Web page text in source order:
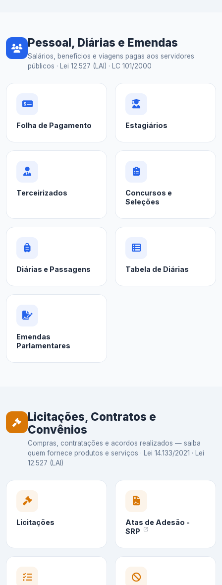
Pessoal, Diárias e Emendas
Salários, benefícios e viagens pagas aos servidores
públicos · Lei 12.527 (LAI) · LC 101/2000
Folha de Pagamento Estagiários
Terceirizados
Concursos e
Seleções
Diárias e Passagens Tabela de Diárias
Emendas
Parlamentares
Licitações, Contratos e
Convênios
Compras, contratações e acordos realizados — saiba
quem fornece produtos e serviços · Lei 14.133/2021 · Lei
12.527 (LAI)
Licitações
Atas de Adesão -
SRP